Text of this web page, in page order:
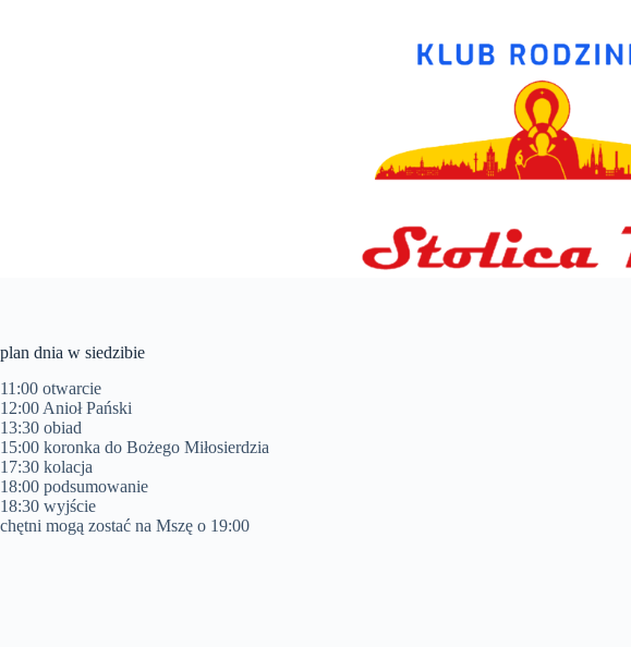
plan dnia w siedzibie
11:00 otwarcie
12:00 Anioł Pański
13:30 obiad
15:00 koronka do Bożego Miłosierdzia
17:30 kolacja
18:00 podsumowanie
18:30 wyjście
chętni mogą zostać na Mszę o 19:00